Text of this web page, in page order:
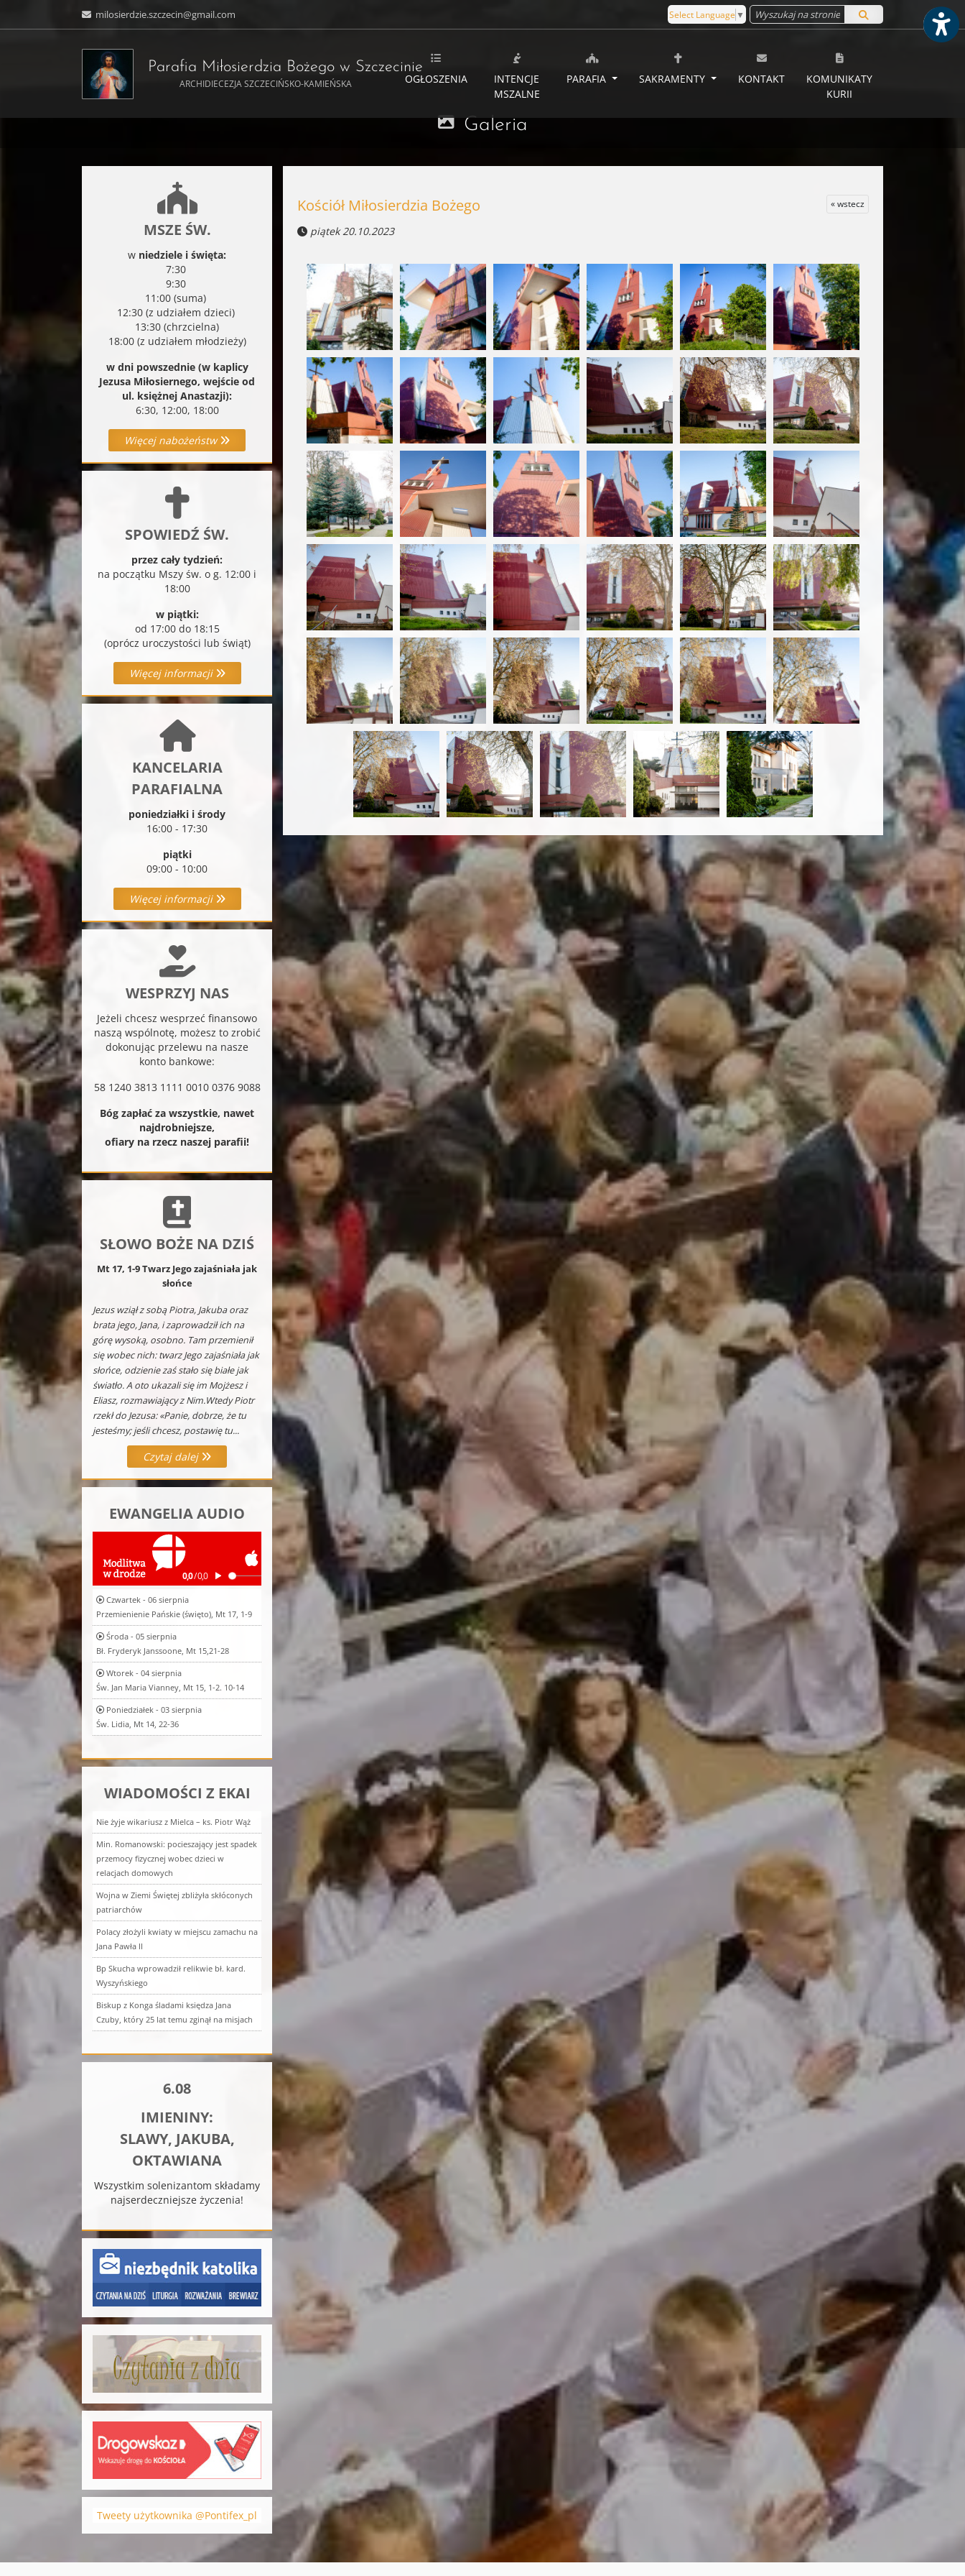
milosierdzie.szczecin@gmail.com Select Language ▼
Parafia Miłosierdzia Bożegow Szczecinie
ARCHIDIECEZJA SZCZECIŃSKO-KAMIEŃSKA OGŁOSZENIA
INTENCJE
MSZALNE
PARAFIA SAKRAMENTY KONTAKT
KOMUNIKATY
KURII
Galeria
MSZE ŚW.
w niedziele i święta:
7:30
9:30
11:00 (suma)
12:30 (z udziałem dzieci)
13:30 (chrzcielna)
18:00 (z udziałem młodzieży)
w dni powszednie (w kaplicy
Jezusa Miłosiernego, wejście od
ul. księżnej Anastazji):
6:30, 12:00, 18:00
Więcej nabożeństw
SPOWIEDŹ ŚW.
przez cały tydzień:
na początku Mszy św. o g. 12:00 i
18:00
w piątki:
od 17:00 do 18:15
(oprócz uroczystości lub świąt)
Więcej informacji
KANCELARIA
PARAFIALNA
poniedziałki i środy
16:00 - 17:30
piątki
09:00 - 10:00
Więcej informacji
WESPRZYJ NAS
Jeżeli chcesz wesprzeć finansowo
naszą wspólnotę, możesz to zrobić
dokonując przelewu na nasze
konto bankowe:
58 1240 3813 1111 0010 0376 9088
Bóg zapłać za wszystkie, nawet
najdrobniejsze,
ofiary na rzecz naszej parafii!
SŁOWO BOŻE NA DZIŚ
Mt 17, 1-9 Twarz Jego zajaśniała jak
słońce
Jezus wziął z sobą Piotra, Jakuba oraz
brata jego, Jana, i zaprowadził ich na
górę wysoką, osobno. Tam przemienił
się wobec nich: twarz Jego zajaśniała jak
słońce, odzienie zaś stało się białe jak
światło. A oto ukazali się im Mojżesz i
Eliasz, rozmawiający z Nim.Wtedy Piotr
rzekł do Jezusa: «Panie, dobrze, że tu
jesteśmy; jeśli chcesz, postawię tu...
Czytaj dalej
EWANGELIA AUDIO
Czwartek - 06 sierpnia
Przemienienie Pańskie (święto), Mt 17, 1-9
Środa - 05 sierpnia
Bł. Fryderyk Janssoone, Mt 15,21-28
Wtorek - 04 sierpnia
Św. Jan Maria Vianney, Mt 15, 1-2. 10-14
Poniedziałek - 03 sierpnia
Św. Lidia, Mt 14, 22-36
WIADOMOŚCI Z EKAI
Nie żyje wikariusz z Mielca – ks. Piotr Wąż
Min. Romanowski: pocieszający jest spadek
przemocy fizycznej wobec dzieci w
relacjach domowych
Wojna w Ziemi Świętej zbliżyła skłóconych
patriarchów
Polacy złożyli kwiaty w miejscu zamachu na
Jana Pawła II
Bp Skucha wprowadził relikwie bł. kard.
Wyszyńskiego
Biskup z Konga śladami księdza Jana
Czuby, który 25 lat temu zginął na misjach
6.08
IMIENINY:
SLAWY, JAKUBA,
OKTAWIANA
Wszystkim solenizantom składamy
najserdeczniejsze życzenia!
Tweety użytkownika @Pontifex_pl
« wstecz
Kościół Miłosierdzia Bożego
piątek 20.10.2023